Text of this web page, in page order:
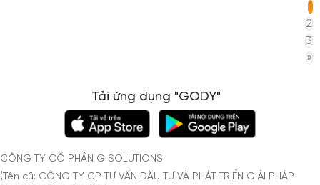
1
2
3
»
Tải ứng dụng "GODY"
CÔNG TY CỔ PHẦN G SOLUTIONS
(Tên cũ: CÔNG TY CP TƯ VẤN ĐẦU TƯ VÀ PHÁT TRIỂN GIẢI PHÁP